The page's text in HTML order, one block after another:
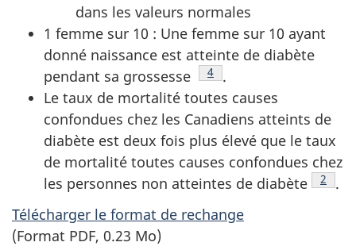
dans les valeurs normales
1 femme sur 10 : Une femme sur 10 ayant
donné naissance est atteinte de diabète
pendant sa grossesse
Note de bas de page
4
.
Le taux de mortalité toutes causes
confondues chez les Canadiens atteints de
diabète est deux fois plus élevé que le taux
de mortalité toutes causes confondues chez
les personnes non atteintes de diabète
Note
2
.
Télécharger le format de rechange
(Format PDF, 0.23 Mo)